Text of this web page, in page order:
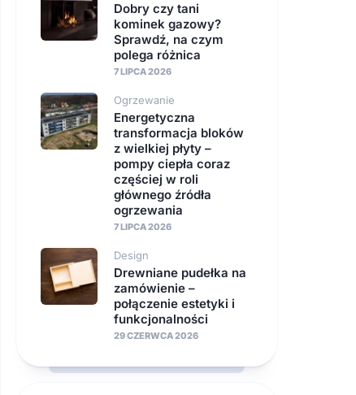
Dobry czy tani
kominek gazowy?
Sprawdź, na czym
polega różnica
7 LIPCA 2026
Ogrzewanie
Energetyczna
transformacja bloków
z wielkiej płyty –
pompy ciepła coraz
częściej w roli
głównego źródła
ogrzewania
7 LIPCA 2026
Design
Drewniane pudełka na
zamówienie –
połączenie estetyki i
funkcjonalności
29 CZERWCA 2026